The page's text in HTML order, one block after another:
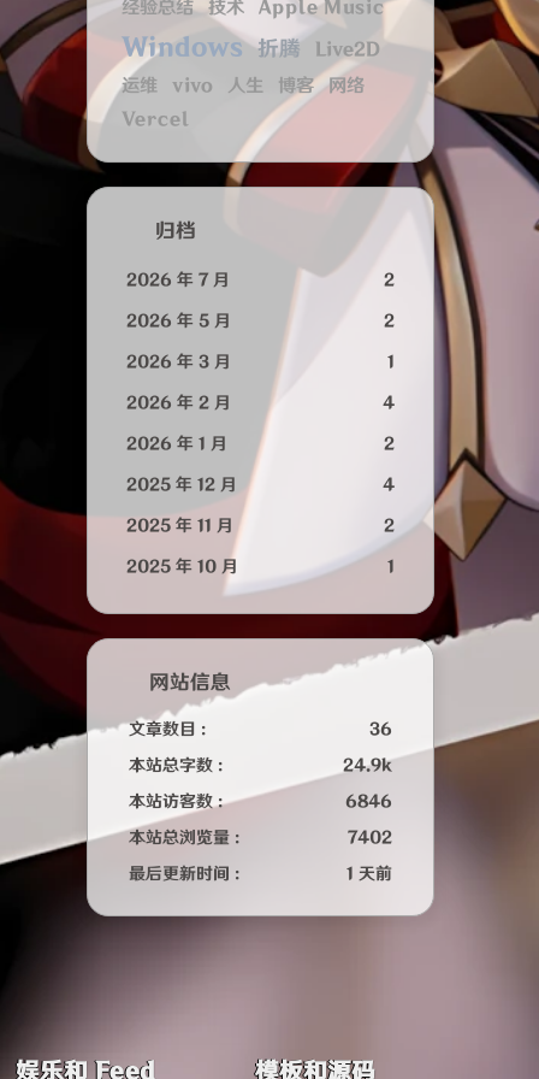
经验总结 技术 Apple Music
Windows 折腾
Live2D
运维
vivo 人生 博客
网络
Vercel
归档
2026 年 7 月
2
2026 年 5 月
2
2026 年 3 月
1
2026 年 2 月
4
2026 年 1 月
2
2025 年 12 月
4
2025 年 11 月
2
2025 年 10 月
1
网站信息
文章数目 :
36
本站总字数 :
24.9k
本站访客数 :
6846
本站总浏览量 :
7402
最后更新时间 :
1 天前
娱乐和 Feed 模板和源码